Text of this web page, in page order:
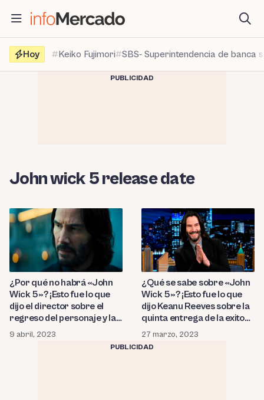
contenido
Hoy
Keiko Fujimori SBS- Superintendencia de banca
PUBLICIDAD
John wick 5 release date
¿Por qué no habrá «John
Wick 5»? ¡Esto fue lo que
dijo el director sobre el
regreso del personaje y las
condiciones que puso
Keanu Reeves para una
9 abril, 2023
¿Qué se sabe sobre «John
Wick 5»? ¡Esto fue lo que
dijo Keanu Reeves sobre la
quinta entrega de la exitosa
saga de acción!
27 marzo, 2023
PUBLICIDAD